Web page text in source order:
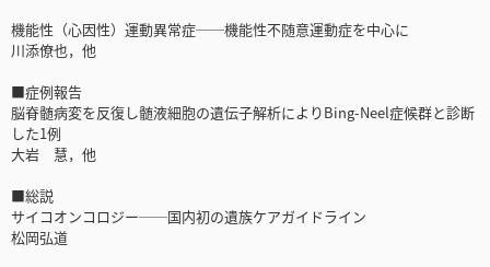
機能性（心因性）運動異常症──機能性不随意運動症を中心に
川添僚也，他
■症例報告
脳脊髄病変を反復し髄液細胞の遺伝子解析によりBing-Neel症候群と診断
した1例
大岩 慧，他
■総説
サイコオンコロジー──国内初の遺族ケアガイドライン
松岡弘道